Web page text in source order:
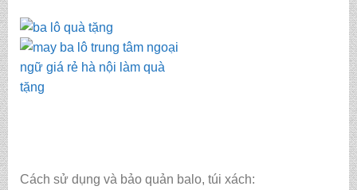
Cách sử dụng và bảo quản balo, túi xách: